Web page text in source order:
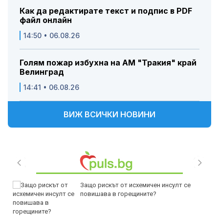
Как да редактирате текст и подпис в PDF
файл онлайн
14:50 • 06.08.26
Голям пожар избухна на АМ "Тракия" край
Велинград
14:41 • 06.08.26
ВИЖ ВСИЧКИ НОВИНИ
Защо рискът от исхемичен инсулт се
повишава в горещините?